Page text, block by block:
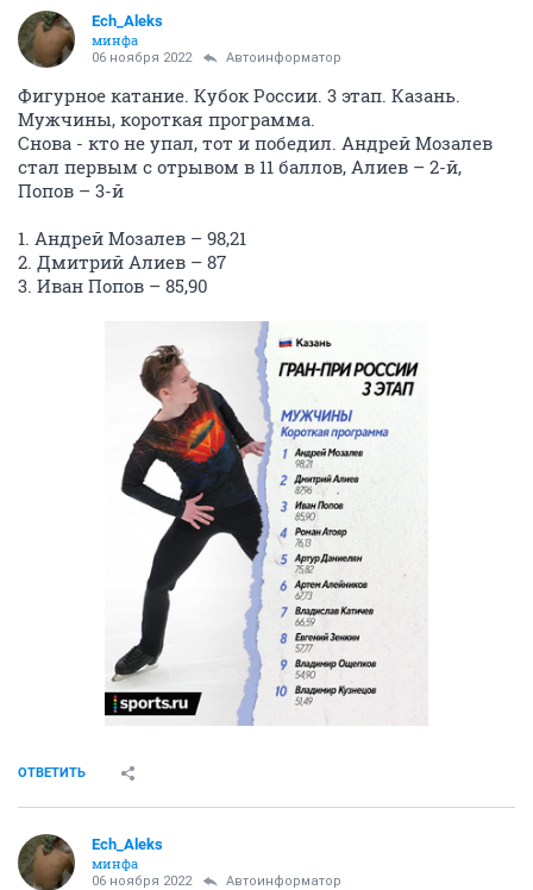
Ech_Aleks
минфа
06 ноября 2022 Автоинформатор
Фигурное катание. Кубок России. 3 этап. Казань.
Мужчины, короткая программа.
Снова - кто не упал, тот и победил. Андрей Мозалев
стал первым с отрывом в 11 баллов, Алиев – 2-й,
Попов – 3-й
1. Андрей Мозалев – 98,21
2. Дмитрий Алиев – 87
3. Иван Попов – 85,90
ОТВЕТИТЬ
Ech_Aleks
минфа
06 ноября 2022 Автоинформатор